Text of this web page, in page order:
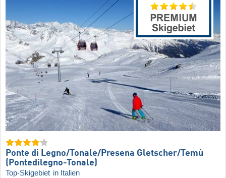
Ponte di Legno/​Tonale/​Presena Gletscher/​Temù
(Pontedilegno-Tonale)
Top-Skigebiet in Italien